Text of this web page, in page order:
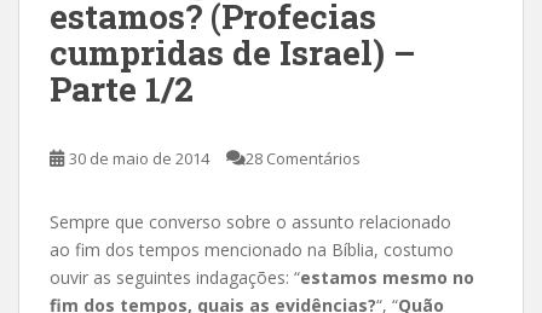
estamos? (Profecias
cumpridas de Israel) –
Parte 1/2
30 de maio de 2014 28 Comentários
Sempre que converso sobre o assunto relacionado
ao fim dos tempos mencionado na Bíblia, costumo
ouvir as seguintes indagações: “estamos mesmo no
fim dos tempos, quais as evidências?“, “Quão